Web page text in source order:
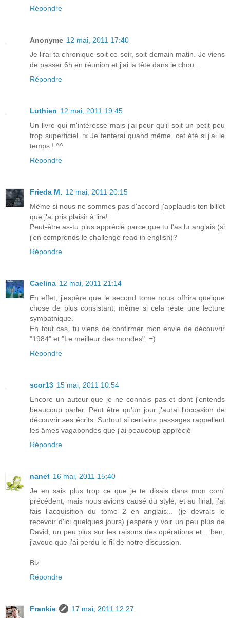
Répondre
Anonyme 12 mai, 2011 17:40
Je lirai ta chronique soit ce soir, soit demain matin. Je viens
de passer 6h en réunion et j'ai la tête dans le chou...
Répondre
Luthien 12 mai, 2011 19:45
Un livre qui m'intéresse mais j'ai peur qu'il soit un petit peu
trop superficiel. :x Je tenterai quand même, cet été si j'ai le
temps ! ^^
Répondre
Frieda M. 12 mai, 2011 20:15
Même si nous ne sommes pas d'accord j'applaudis ton billet
que j'ai pris plaisir à lire!
Peut-être as-tu plus apprécié parce que tu l'as lu anglais (si
j'en comprends le challenge read in english)?
Répondre
Caelina 12 mai, 2011 21:14
En effet, j'espère que le second tome nous offrira quelque
chose de plus consistant, même si cela reste une lecture
sympathique.
En tout cas, tu viens de confirmer mon envie de découvrir
"1984" et "Le meilleur des mondes". =)
Répondre
scor13 15 mai, 2011 10:54
Encore un auteur que je ne connais pas et dont j'entends
beaucoup parler. Peut être qu'un jour j'aurai l'occasion de
découvrir ses écrits. Surtout si certains passages rappellent
les âmes vagabondes que j'ai beaucoup apprécié
Répondre
nanet 16 mai, 2011 15:40
Je en sais plus trop ce que je te disais dans mon com'
précédent, mais nous avions causé du style, et au final, j'ai
fais l’acquisition du tome 2 en anglais... (je devrais le
recevoir d'ici quelques jours) j'espère y voir un peu plus de
David, un peu plus sur les raisons des opérations et... ben,
j'avoue que j'ai perdu le fil de notre discussion.
Biz
Répondre
Frankie
17 mai, 2011 12:27